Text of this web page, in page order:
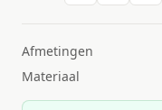
Afmetingen
Materiaal